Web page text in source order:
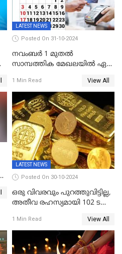
LATEST NEWS
Posted On 31-10-2024
നവംബർ 1 മുതൽ
സാമ്പത്തിക മേഖലയിൽ ഏഴ്
ടിക്കറ്റ് ബുക്കിംഗ് മുതൽ
എൽപിജി വരെ...
1 Min Read View All
LATEST NEWS
Posted On 30-10-2024
ഒരു വിവരവും പുറത്തുവിട്ടില്ല,
അതീവ രഹസ്യമായി 102 ടൺ
ഇന്ത്യയിലേക്കെത്തിച്ചു
1 Min Read View All